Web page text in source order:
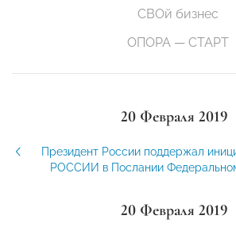
СВОй бизнес
ОПОРА — СТАРТ
20 Февраля 2019
Президент России поддержал
РОССИИ в Послании
20 Февраля 2019